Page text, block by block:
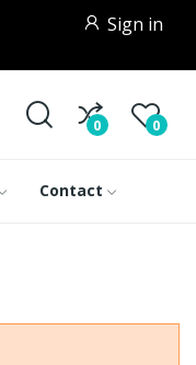
Sign in
0 0
Contact